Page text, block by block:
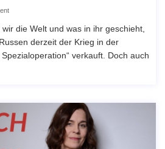
die Welt und was in ihr geschieht,
derzeit der Krieg in der
verkauft. Doch auch